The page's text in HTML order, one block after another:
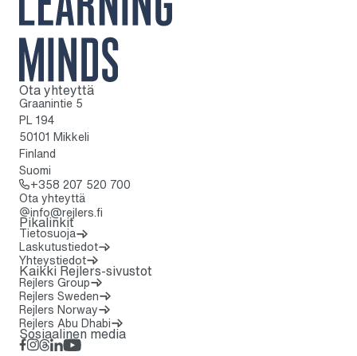
Kotisivulle
Ota yhteyttä
Graanintie 5
PL 194
50101 Mikkeli
Finland
Suomi
+358 207 520 700
Ota yhteyttä
info@rejlers.fi
Pikalinkit
Tietosuoja
Laskutustiedot
Yhteystiedot
Kaikki Rejlers-sivustot
Rejlers Group
Rejlers Sweden
Rejlers Norway
Rejlers Abu Dhabi
Sosiaalinen media
Facebook
Instagram
Threads
LinkedIn
YouTube